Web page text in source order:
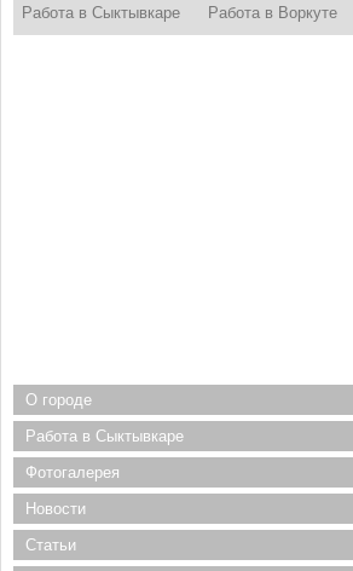
Работа в Сыктывкаре Работа в Воркуте
О городе
Работа в Сыктывкаре
Фотогалерея
Новости
Статьи